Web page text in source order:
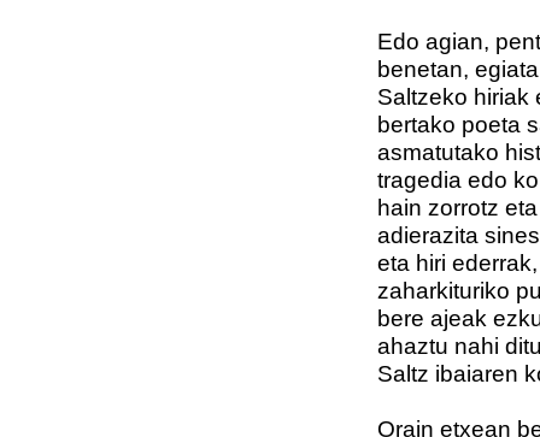
Edo agian,
benetan,
Saltzeko hiriak
bertako poeta
asmatutako
tragedia edo
hain zorrotz
adierazita
eta hiri ederrak,
zaharkituriko
bere ajeak
ahaztu nahi
Saltz ibaiaren
Orain etxean